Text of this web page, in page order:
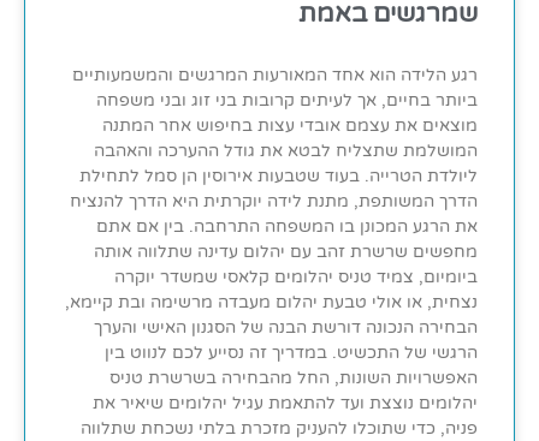
שמרגשים באמת
רגע הלידה הוא אחד המאורעות המרגשים והמשמעותיים
ביותר בחיים, אך לעיתים קרובות בני זוג ובני משפחה
מוצאים את עצמם אובדי עצות בחיפוש אחר המתנה
המושלמת שתצליח לבטא את גודל ההערכה והאהבה
ליולדת הטרייה. בעוד שטבעות אירוסין הן סמל לתחילת
הדרך המשותפת, מתנת לידה יוקרתית היא הדרך להנציח
את הרגע המכונן בו המשפחה התרחבה. בין אם אתם
מחפשים שרשרת זהב עם יהלום עדינה שתלווה אותה
ביומיום, צמיד טניס יהלומים קלאסי שמשדר יוקרה
נצחית, או אולי טבעת יהלום מעבדה מרשימה ובת קיימא,
הבחירה הנכונה דורשת הבנה של הסגנון האישי והערך
הרגשי של התכשיט. במדריך זה נסייע לכם לנווט בין
האפשרויות השונות, החל מהבחירה בשרשרת טניס
יהלומים נוצצת ועד להתאמת עגיל יהלומים שיאיר את
פניה, כדי שתוכלו להעניק מזכרת בלתי נשכחת שתלווה